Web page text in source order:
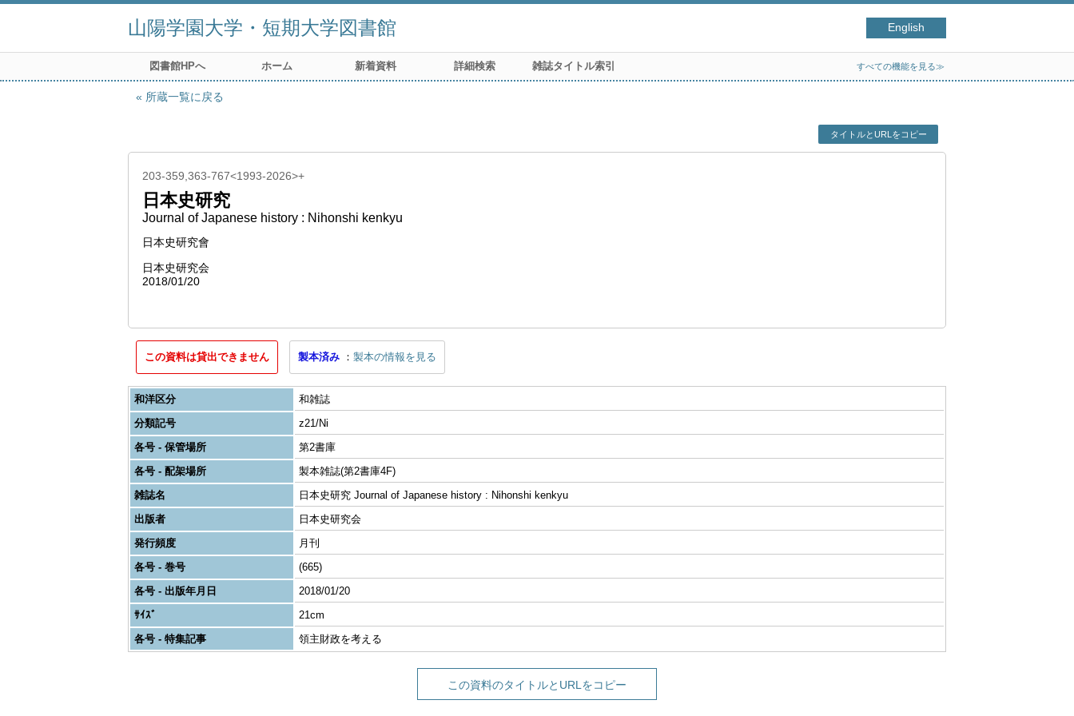
山陽学園大学・短期大学図書館 English
図書館HPへ ホーム 新着資料 詳細検索 雑誌タイトル索引 すべての機能を見る≫
所蔵一覧に戻る
タイトルとURLをコピー
203-359,363-767<1993-2026>+
日本史研究
Journal of Japanese history : Nihonshi kenkyu
日本史研究會
日本史研究会
2018/01/20
この資料は貸出できません 製本済み 製本の情報を見る
和洋区分
和雑誌
分類記号
z21/Ni
各号 - 保管場所
第2書庫
各号 - 配架場所
製本雑誌(第2書庫4F)
雑誌名
日本史研究 Journal of Japanese history : Nihonshi kenkyu
出版者
日本史研究会
発行頻度
月刊
各号 - 巻号
(665)
各号 - 出版年月日
2018/01/20
ｻｲｽﾞ
21cm
各号 - 特集記事
領主財政を考える
この資料のタイトルとURLをコピー